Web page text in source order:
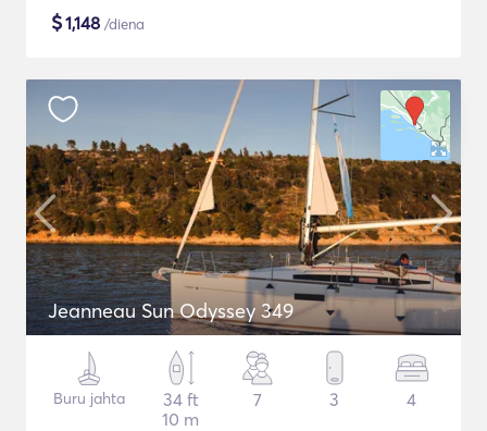
$1,148 /diena
Jeanneau Sun Odyssey 349
Buru jahta
34 ft
10 m
7 3 4